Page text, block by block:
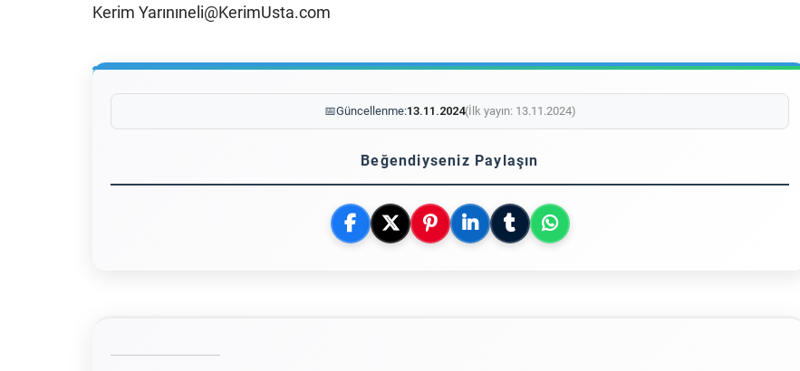
Kerim Yarınıneli@KerimUsta.com
📅Güncellenme:13.11.2024(İlk yayın: 13.11.2024)
Beğendiyseniz Paylaşın